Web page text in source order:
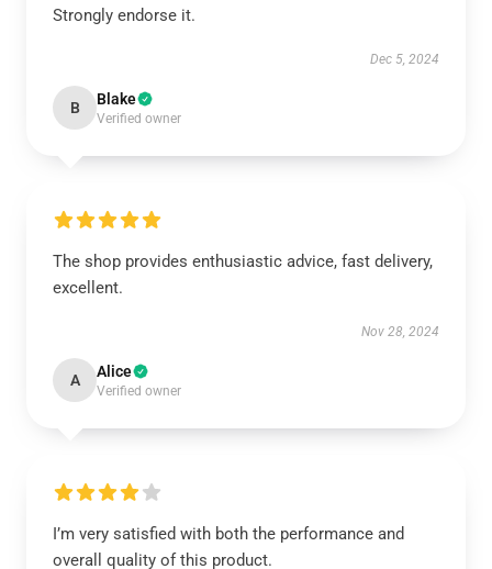
Strongly endorse it.
Dec 5, 2024
B Blake
Verified owner
The shop provides enthusiastic advice, fast delivery,
excellent.
Nov 28, 2024
A Alice
Verified owner
I’m very satisfied with both the performance and
overall quality of this product.